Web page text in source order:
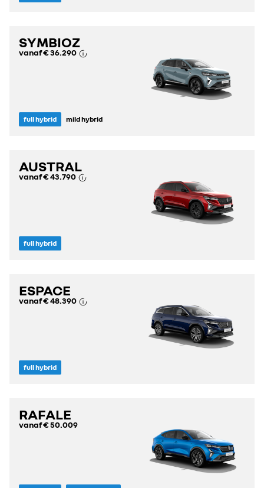
SYMBIOZ
vanaf€ 36.290
full hybrid mild hybrid
AUSTRAL
vanaf€ 43.790
full hybrid
ESPACE
vanaf€ 48.390
full hybrid
RAFALE
vanaf€ 50.009